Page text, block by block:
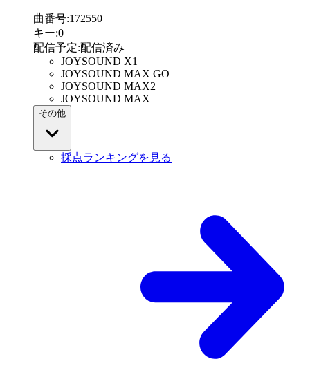
曲番号:172550
キー:0
配信予定:配信済み
JOYSOUND X1
JOYSOUND MAX GO
JOYSOUND MAX2
JOYSOUND MAX
その他
採点ランキングを見る